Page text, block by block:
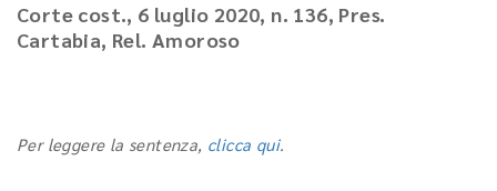
Corte cost., 6 luglio 2020, n. 136, Pres.
Cartabia, Rel. Amoroso
Per leggere la sentenza, clicca qui.